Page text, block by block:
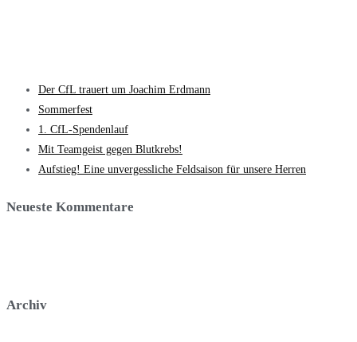
Der CfL trauert um Joachim Erdmann​
Sommerfest
1. CfL-Spendenlauf
Mit Teamgeist gegen Blutkrebs!
Aufstieg! Eine unvergessliche Feldsaison für unsere Herren
Neueste Kommentare
Archiv